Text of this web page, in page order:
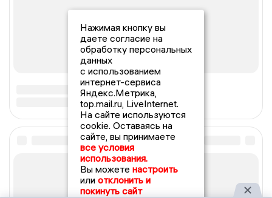
Нажимая кнопку вы
даете согласие на
обработку персональных
данных
с использованием
интернет-сервиса
Яндекс.Метрика,
top.mail.ru, LiveInternet.
На сайте используются
cookie. Оставаясь на
сайте, вы принимаете
все условия
использования.
Вы можете настроить
или отклонить и
покинуть сайт